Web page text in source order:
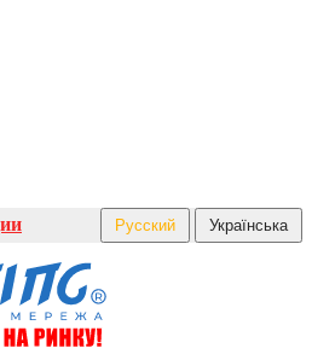
Русский Українська